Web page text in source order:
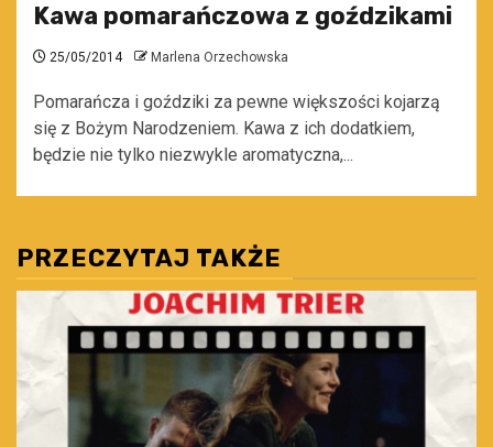
Kawa pomarańczowa z goździkami
25/05/2014 Marlena Orzechowska
Pomarańcza i goździki za pewne większości kojarzą
się z Bożym Narodzeniem. Kawa z ich dodatkiem,
będzie nie tylko niezwykle aromatyczna,...
PRZECZYTAJ TAKŻE